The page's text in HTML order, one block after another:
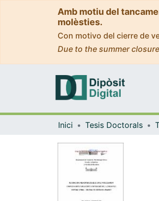
Amb motiu del
molèsties.
Con motivo del cierre de
Due to the summer
Inici Tesis Doctorals